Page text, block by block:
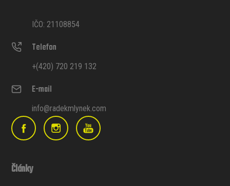
IČO: 21108854
Telefon
+(420) 720 219 132
E-mail
info@radekmlynek.com
Články